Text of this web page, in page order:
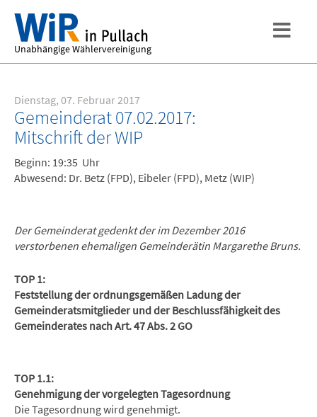
Unabhängige Wählervereinigung
Dienstag, 07. Februar 2017
Gemeinderat 07.02.2017:
Mitschrift der WIP
Beginn: 19:35 Uhr
Abwesend: Dr. Betz (FPD), Eibeler (FPD), Metz (WIP)
Der Gemeinderat gedenkt der im Dezember 2016
verstorbenen ehemaligen Gemeinderätin Margarethe Bruns.
TOP 1:
Feststellung der ordnungsgemäßen Ladung der
Gemeinderatsmitglieder und der Beschlussfähigkeit des
Gemeinderates nach Art. 47 Abs. 2 GO
TOP 1.1:
Genehmigung der vorgelegten Tagesordnung
Die Tagesordnung wird genehmigt.